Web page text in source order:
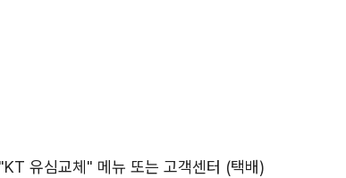
유심교체" 메뉴 또는 고객센터 (택배)